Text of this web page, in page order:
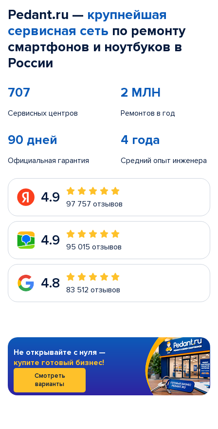
Pedant.ru — крупнейшая
сервисная сеть по ремонту
смартфонов и ноутбуков в
России
707
Сервисных центров
2 МЛН
Ремонтов в год
90 дней
Официальная гарантия
4 года
Средний опыт инженера
4.9 97 757 отзывов
4.9 95 015 отзывов
4.8 83 512 отзывов
Не открывайте с нуля —
купите готовый бизнес!
Смотреть
варианты